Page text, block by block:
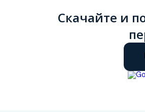
Скачайте и